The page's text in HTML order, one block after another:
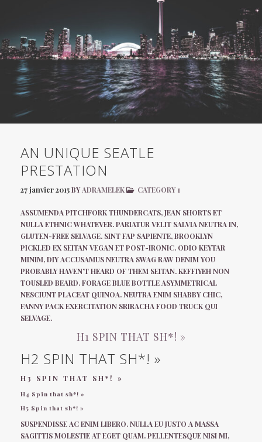
AN UNIQUE SEATLE
PRESTATION
27 janvier 2015BYADRAMELEK CATEGORY 1
ASSUMENDA PITCHFORK THUNDERCATS, JEAN SHORTS ET
NULLA ETHNIC WHATEVER. PARIATUR VELIT SALVIA NEUTRA IN,
GLUTEN-FREE SELVAGE. SINT FAP SAPIENTE, BROOKLYN
PICKLED EX SEITAN VEGAN ET POST-IRONIC. ODIO KEYTAR
MINIM, DIY ACCUSAMUS NEUTRA SWAG RAW DENIM YOU
PROBABLY HAVEN’T HEARD OF THEM SEITAN. KEFFIYEH NON
TOUSLED BEARD. FORAGE BLUE BOTTLE ASYMMETRICAL
NESCIUNT PLACEAT QUINOA. NEUTRA ENIM SHABBY CHIC,
FANNY PACK EXERCITATION SRIRACHA FOOD TRUCK QUI
SELVAGE.
H1 SPIN THAT SH*! »
H2 SPIN THAT SH*! »
H3 SPIN THAT SH*! »
H4 Spin that sh*! »
H5 Spin that sh*! »
SUSPENDISSE AC ENIM LIBERO. NULLA EU JUSTO A MASSA
SAGITTIS MOLESTIE AT EGET QUAM. PELLENTESQUE NISI MI,